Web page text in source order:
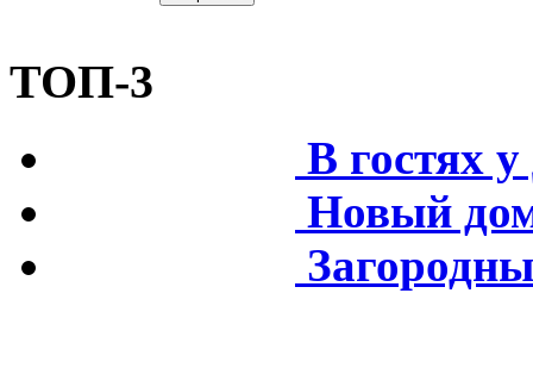
ТОП-3
В гостях
Новый